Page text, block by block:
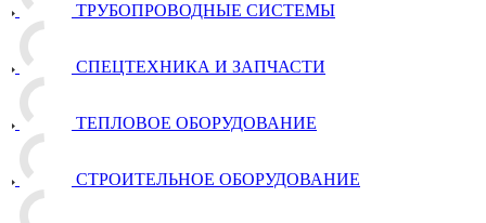
ТРУБОПРОВОДНЫЕ СИСТЕМЫ
СПЕЦТЕХНИКА И ЗАПЧАСТИ
ТЕПЛОВОЕ ОБОРУДОВАНИЕ
СТРОИТЕЛЬНОЕ ОБОРУДОВАНИЕ